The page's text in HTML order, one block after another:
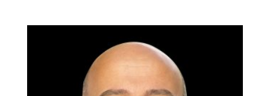
USD
56,35
USD